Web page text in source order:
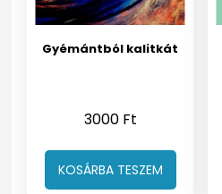
Gyémántból kalitkát
3000 Ft
KOSÁRBA TESZEM